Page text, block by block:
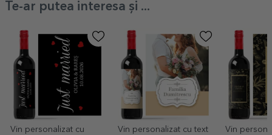
Te-ar putea interesa și ...
Vin personalizat cu
Vin personalizat cu text
Vin